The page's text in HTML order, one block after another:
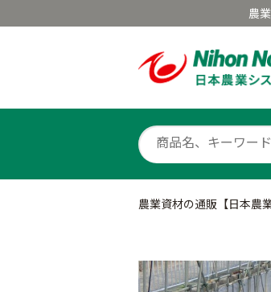
農
農業資材の通販【日本農